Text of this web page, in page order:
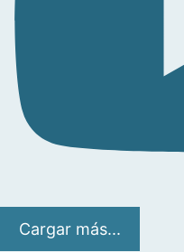
Cargar más...